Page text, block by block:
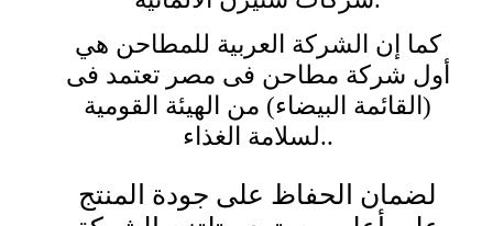
كما إن الشركة العربية للمطاحن هي
أول شركة مطاحن فى مصر تعتمد فى
(القائمة البيضاء) من الهيئة القومية
لسلامة الغذاء..
لضمان الحفاظ على جودة المنتج